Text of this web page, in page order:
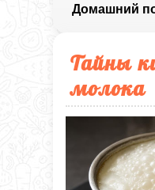
Домашний
Тайны
молока